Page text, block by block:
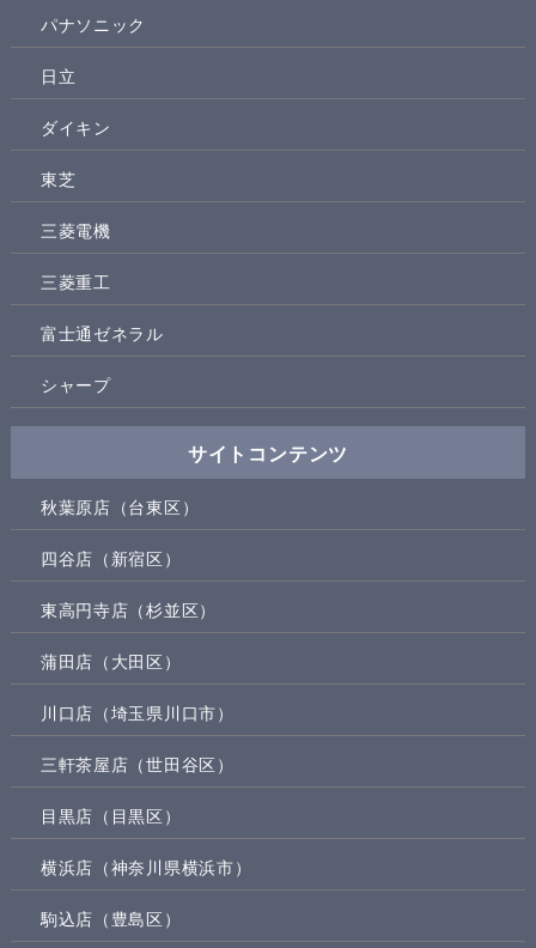
パナソニック
日立
ダイキン
東芝
三菱電機
三菱重工
富士通ゼネラル
シャープ
サイトコンテンツ
秋葉原店（台東区）
四谷店（新宿区）
東高円寺店（杉並区）
蒲田店（大田区）
川口店（埼玉県川口市）
三軒茶屋店（世田谷区）
目黒店（目黒区）
横浜店（神奈川県横浜市）
駒込店（豊島区）